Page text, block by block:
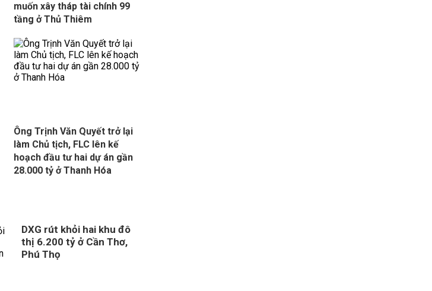
muốn xây tháp tài chính 99
tầng ở Thủ Thiêm
Ông Trịnh Văn Quyết trở lại
làm Chủ tịch, FLC lên kế
hoạch đầu tư hai dự án gần
28.000 tỷ ở Thanh Hóa
DXG rút khỏi hai khu đô
thị 6.200 tỷ ở Cần Thơ,
Phú Thọ